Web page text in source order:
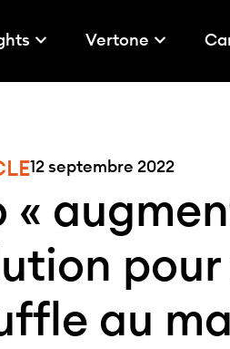
Vertone
12 septembre 2022
«
au